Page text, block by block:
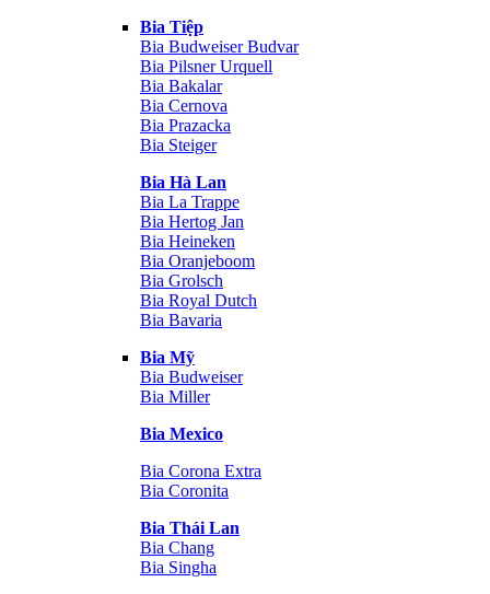
Bia Tiệp
Bia Budweiser Budvar
Bia Pilsner Urquell
Bia Bakalar
Bia Cernova
Bia Prazacka
Bia Steiger
Bia Hà Lan
Bia La Trappe
Bia Hertog Jan
Bia Heineken
Bia Oranjeboom
Bia Grolsch
Bia Royal Dutch
Bia Bavaria
Bia Mỹ
Bia Budweiser
Bia Miller
Bia Mexico
Bia Corona Extra
Bia Coronita
Bia Thái Lan
Bia Chang
Bia Singha